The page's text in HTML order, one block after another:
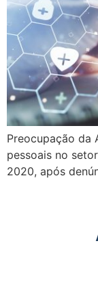
Preocupação da
pessoais no
2020, após